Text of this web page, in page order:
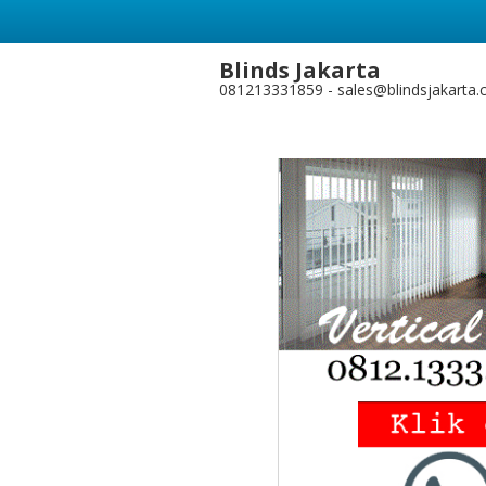
Blinds Jakarta
081213331859 -
22 Harga
yang